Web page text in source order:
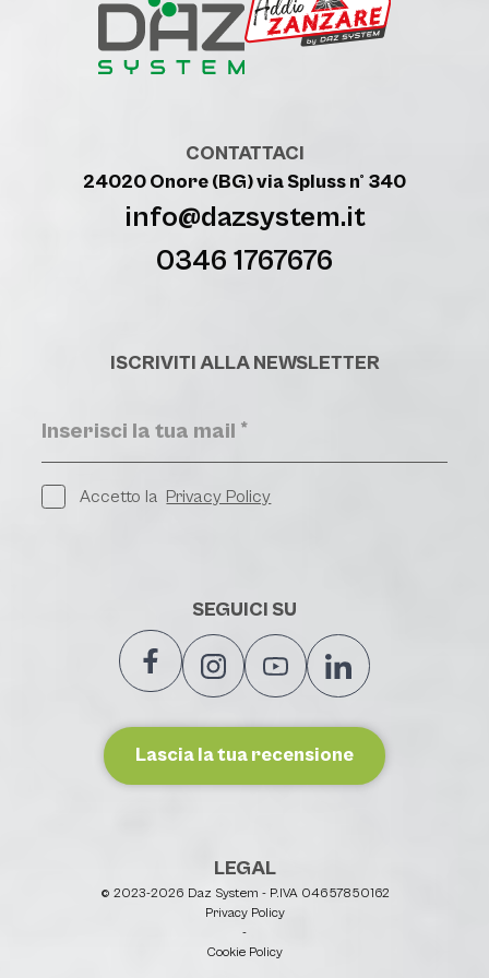
CONTATTACI
24020 Onore (BG) via Spluss n° 340
info@dazsystem.it
0346 1767676
ISCRIVITI ALLA NEWSLETTER
Accetto la Privacy Policy
SEGUICI SU
Lascia la tua recensione
LEGAL
© 2023-2026 Daz System - P.IVA 04657850162
Privacy Policy
-
Cookie Policy